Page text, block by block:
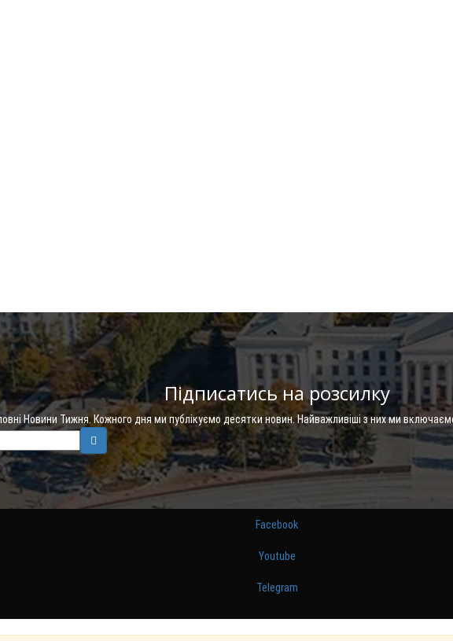
Підписатись на розсилку
Новини Тижня. Кожного дня ми публікуємо десятки новин. Найважливіші з них ми
Facebook
Youtube
Telegram